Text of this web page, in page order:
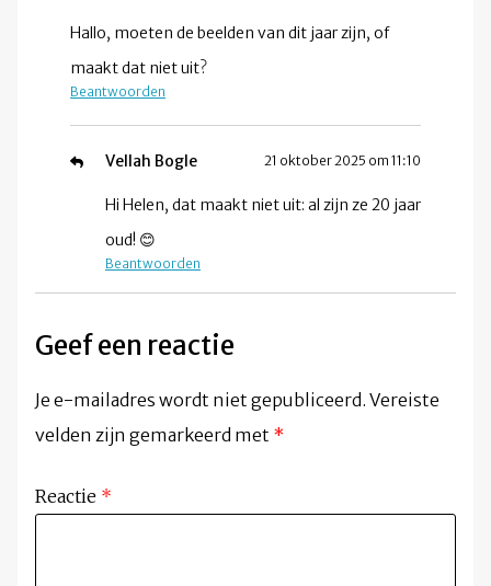
Hallo, moeten de beelden van dit jaar zijn, of
maakt dat niet uit?
Beantwoorden
Vellah Bogle 21 oktober 2025 om 11:10
Hi Helen, dat maakt niet uit: al zijn ze 20 jaar
oud! 😊
Beantwoorden
Geef een reactie
Je e-mailadres wordt niet gepubliceerd. Vereiste
velden zijn gemarkeerd met *
Reactie *